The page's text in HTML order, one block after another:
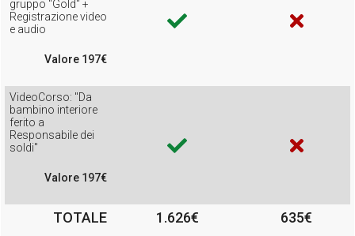
gruppo "Gold" +
Registrazione video
e audio
Valore 197€
VideoCorso: "Da
bambino interiore
ferito a
Responsabile dei
soldi"
Valore 197€
TOTALE 1.626€ 635€